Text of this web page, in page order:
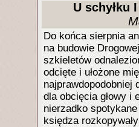
U schyłku
Do końca sierpnia
na budowie
szkieletów
odcięte i ułożone
najprawdopodobniej
dla obcięcia głowy i
nierzadko
księdza